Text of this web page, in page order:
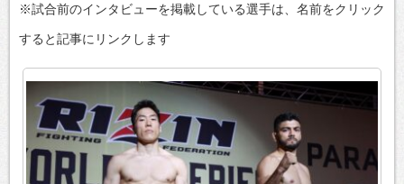
※試合前のインタビューを掲載している選手は、名前をクリック
すると記事にリンクします